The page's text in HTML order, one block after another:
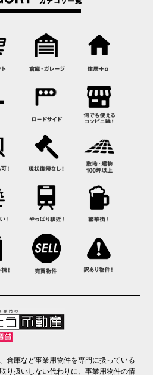
倉庫など事業用物件を専門に扱っている
り扱いしない代わりに、事業用物件の情